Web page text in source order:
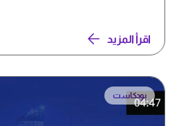
اقرأ المزيد
بودكاست